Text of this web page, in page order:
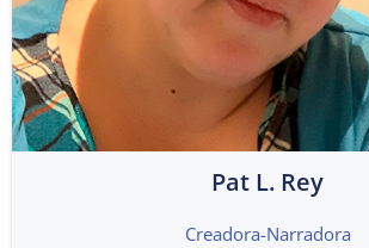
Pat L. Rey
Creadora-Narradora